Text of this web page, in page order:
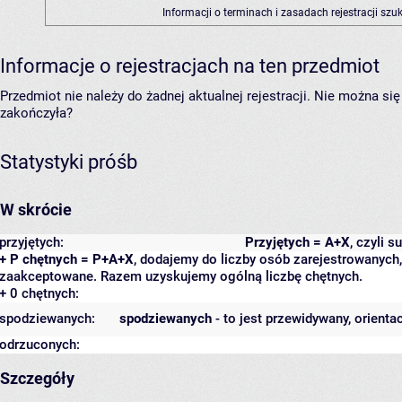
Informacji o terminach i zasadach rejestracji
Informacje o rejestracjach na ten przedmiot
Przedmiot nie należy do żadnej aktualnej rejestracji. Nie można
zakończyła?
Statystyki próśb
W skrócie
Przyjętych = A+X, czyli
przyjętych:
+ P chętnych = P+A+X, dodajemy do liczby osób
zaakceptowane. Razem uzyskujemy ogólną liczbę chętnych.
+ 0 chętnych:
spodziewanych - to jest przewidywany,
spodziewanych:
odrzuconych:
Szczegóły